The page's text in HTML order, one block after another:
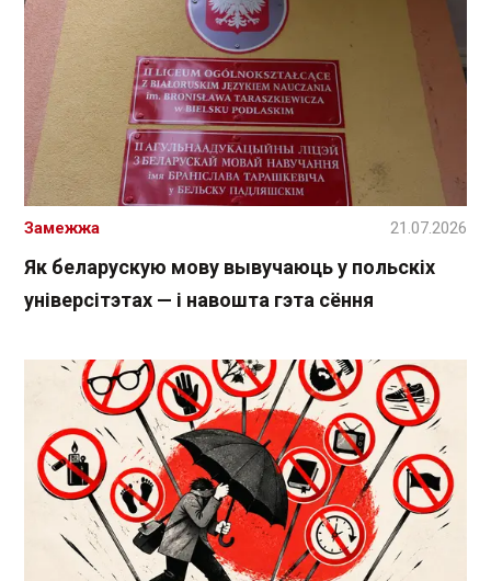
Як беларускую мову вывучаюць у польскіх
універсітэтах — і навошта гэта сёння
Замежжа 21.07.2026